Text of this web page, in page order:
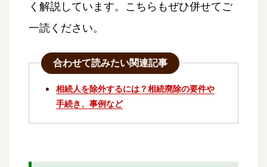
く解説しています。こちらもぜひ併せてご
一読ください。
合わせて読みたい関連記事
相続人を除外するには？相続廃除の要件や
手続き、事例など